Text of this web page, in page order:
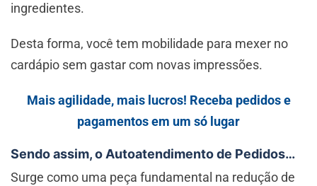
ingredientes.
Desta forma, você tem mobilidade para mexer no
cardápio sem gastar com novas impressões.
Mais agilidade, mais lucros! Receba pedidos e
pagamentos em um só lugar
Sendo assim, o Autoatendimento de Pedidos…
Surge como uma peça fundamental na redução de